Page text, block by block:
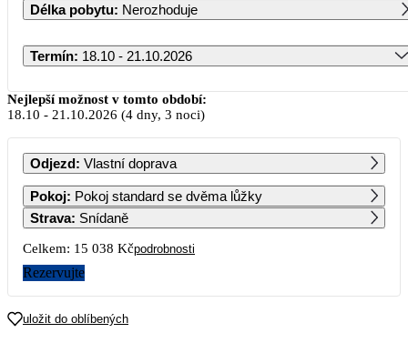
Délka pobytu: Nerozhoduje
Termín: 18.10 - 21.10.2026
Říjen 2026
PO ÚT ST ČT PÁ SO NE
1 2 3 4
5
11 339
6
8 909
7
9 079
8 9 10 11
12
9 599 8 209 7 519
19 20
Nejlepší možnost v tomto období:
18.10 - 21.10.2026 (4 dny, 3 noci)
Odjezd: Vlastní doprava
Pokoj: Pokoj standard se dvěma lůžky
Strava: Snídaně
Celkem: 15 038 Kčpodrobnosti
Rezervujte
uložit do oblíbených